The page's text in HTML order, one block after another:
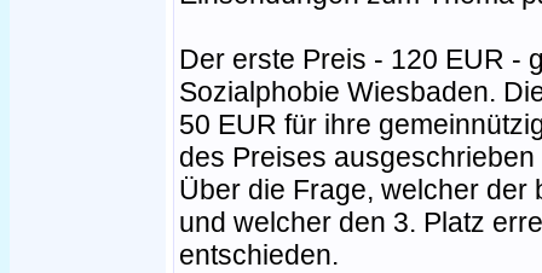
Der erste Preis - 120 EUR -
Sozialphobie Wiesbaden.
50 EUR für ihre
des Preises ausgeschrieben
Über die Frage, welcher der
und welcher den 3. Platz
entschieden.